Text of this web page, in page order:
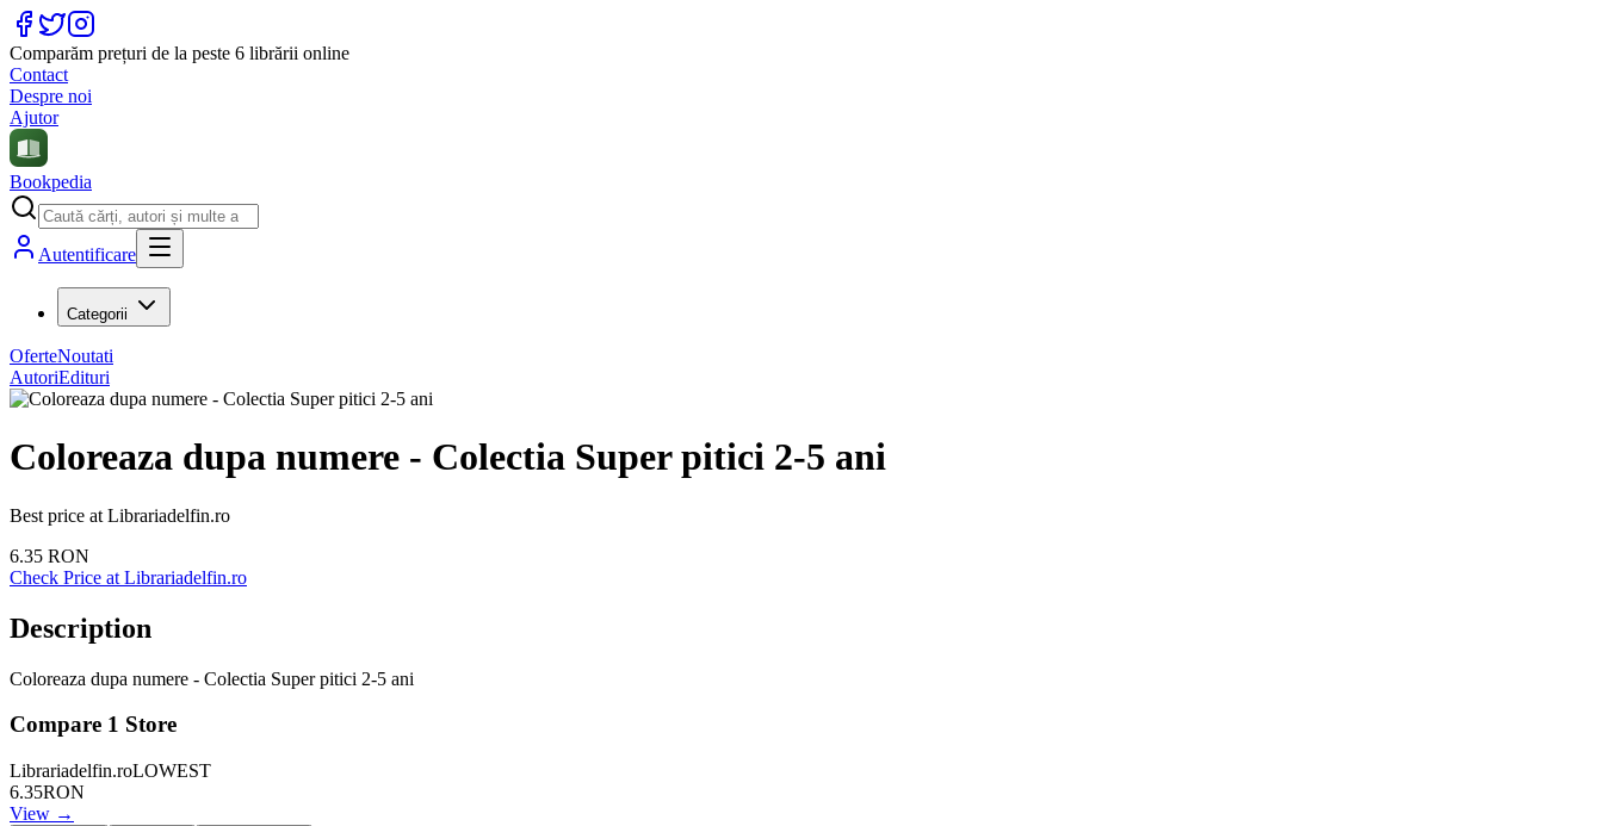
Comparăm prețuri de la peste 6 librării online
Contact
Despre noi
Ajutor
Bookpedia
Autentificare
Categorii
OferteNoutati
AutoriEdituri
Coloreaza dupa numere - Colectia Super pitici 2-5 ani
Best price at Librariadelfin.ro
6.35 RON
Check Price at Librariadelfin.ro
Description
Coloreaza dupa numere - Colectia Super pitici 2-5 ani
Compare 1 Store
Librariadelfin.roLOWEST
6.35RON
View →